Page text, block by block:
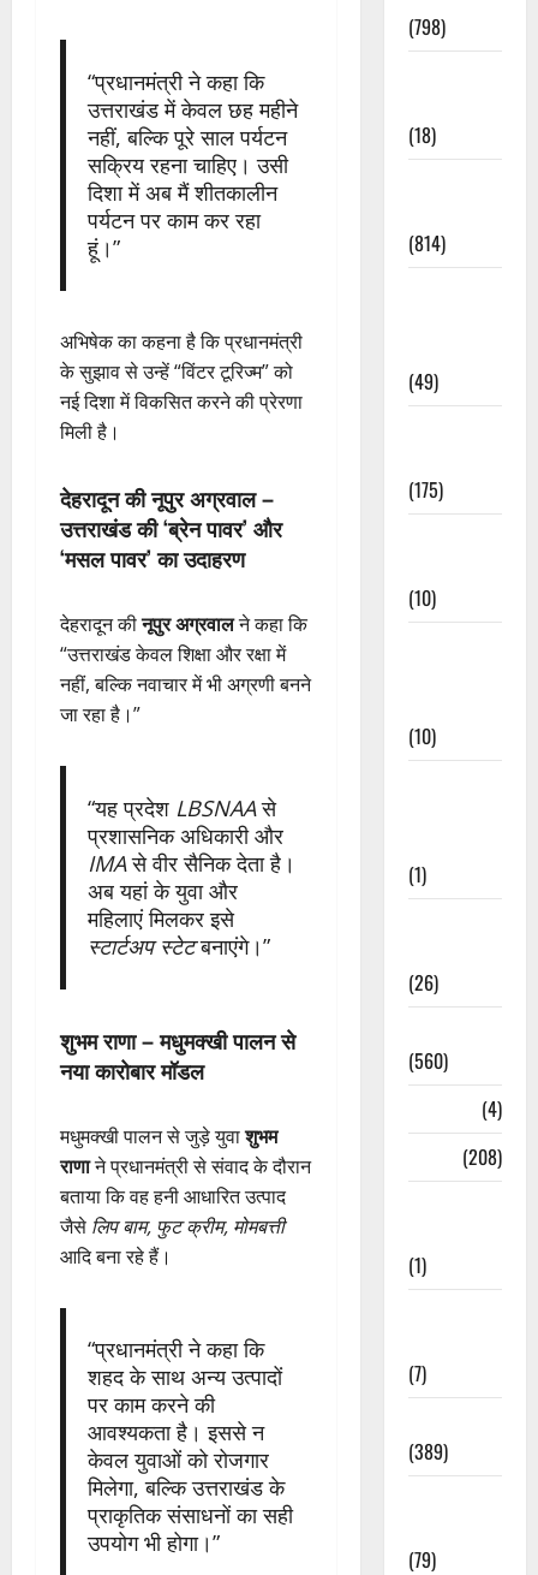
“प्रधानमंत्री ने कहा कि
उत्तराखंड में केवल छह महीने
नहीं, बल्कि पूरे साल पर्यटन
सक्रिय रहना चाहिए। उसी
दिशा में अब मैं शीतकालीन
पर्यटन पर काम कर रहा
हूं।”
अभिषेक का कहना है कि प्रधानमंत्री
के सुझाव से उन्हें “विंटर टूरिज्म” को
नई दिशा में विकसित करने की प्रेरणा
मिली है।
देहरादून की नूपुर अग्रवाल –
उत्तराखंड की ‘ब्रेन पावर’ और
‘मसल पावर’ का उदाहरण
देहरादून कीनूपुर अग्रवालने कहा कि
“उत्तराखंड केवल शिक्षा और रक्षा में
नहीं, बल्कि नवाचार में भी अग्रणी बनने
जा रहा है।”
“यह प्रदेश LBSNAAसे
प्रशासनिक अधिकारी और
IMAसे वीर सैनिक देता है।
अब यहां के युवा और
महिलाएं मिलकर इसे
स्टार्टअप स्टेटबनाएंगे।”
शुभम राणा – मधुमक्खी पालन से
नया कारोबार मॉडल
मधुमक्खी पालन से जुड़े युवाशुभम
राणाने प्रधानमंत्री से संवाद के दौरान
बताया कि वह हनी आधारित उत्पाद
जैसे लिप बाम, फुट क्रीम, मोमबत्ती
आदि बना रहे हैं।
“प्रधानमंत्री ने कहा कि
शहद के साथ अन्य उत्पादों
पर काम करने की
आवश्यकता है। इससे न
केवल युवाओं को रोजगार
मिलेगा, बल्कि उत्तराखंड के
प्राकृतिक संसाधनों का सही
उपयोग भी होगा।”
(798)
(18)
(814)
(49)
(175)
(10)
(10)
(1)
(26)
(560)
(4)
(208)
(1)
(7)
(389)
(79)